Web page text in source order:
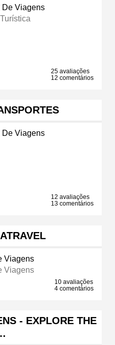
De Viagens
25 avaliações
12 comentários
De Viagens
12 avaliações
13 comentários
Viagens
Viagens
10 avaliações
4 comentários
- EXPLORE THE